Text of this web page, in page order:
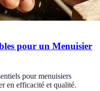
pour un Menuisier
pour menuisiers
en efficacité et qualité.